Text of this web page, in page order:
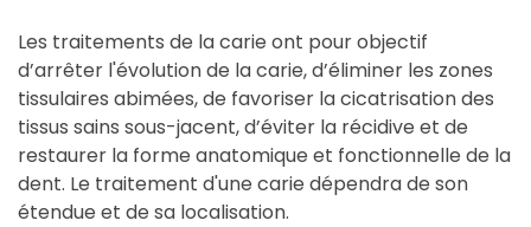
Les traitements de la carie ont pour objectif
d’arrêter l'évolution de la carie, d’éliminer les zones
tissulaires abimées, de favoriser la cicatrisation des
tissus sains sous-jacent, d’éviter la récidive et de
restaurer la forme anatomique et fonctionnelle de la
dent. Le traitement d'une carie dépendra de son
étendue et de sa localisation.